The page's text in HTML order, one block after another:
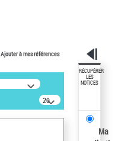
Ajouter à mes références
20
résultats/page
RÉCUPÉRER
LES
NOTICES
Ma